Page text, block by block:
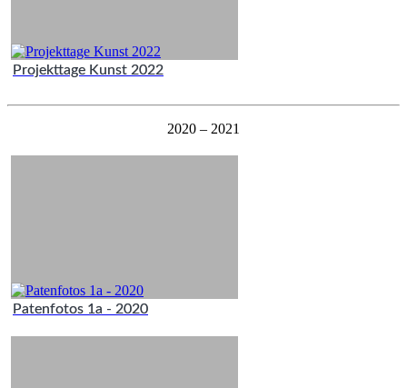
Projekttage Kunst 2022
2020 – 2021
Patenfotos 1a - 2020